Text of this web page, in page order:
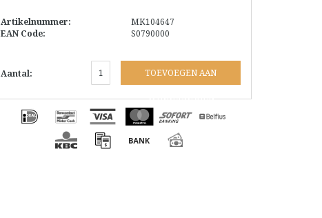
Artikelnummer:
MK104647
EAN Code:
S0790000
Aantal: TOEVOEGEN AAN
WINKELWAGEN